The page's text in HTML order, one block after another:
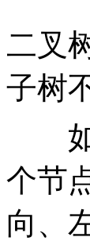
二叉
子树
如
个节
向、